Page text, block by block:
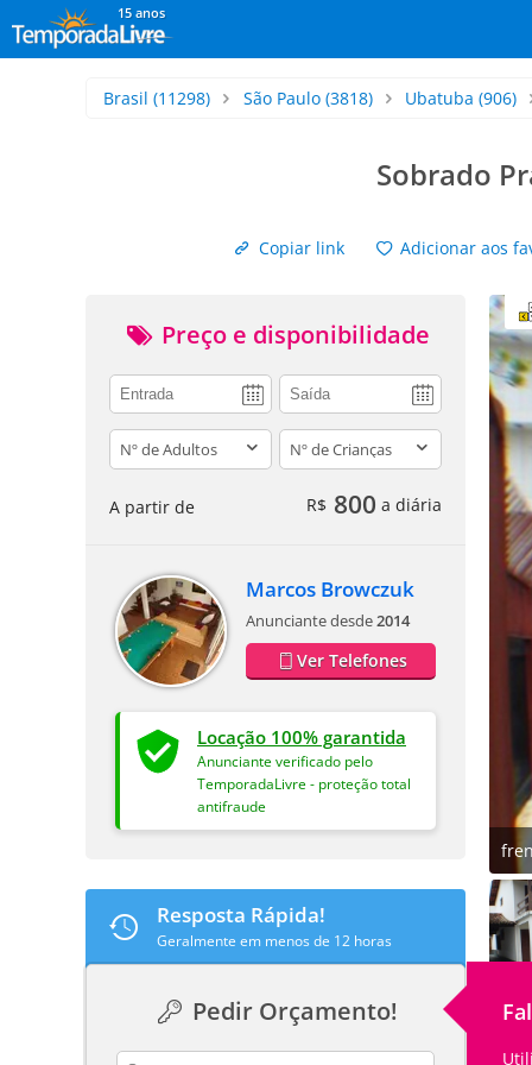
15 anos
Brasil (11298) São Paulo(3818) Ubatuba (906)
Sobrado
Copiar link
Adicionar aos
Preço e disponibilidade
adults children
A partir de R$ 800 a diária
Marcos Browczuk
Anunciante desde2014
Ver Telefones
Locação 100% garantida
Anunciante verificado pelo
TemporadaLivre - proteção total
antifraude
Resposta Rápida!
Geralmente em menos de 12 horas
Pedir Orçamento!